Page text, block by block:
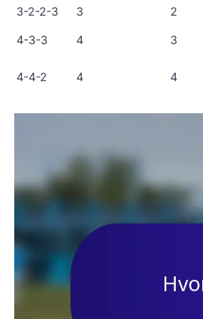
3-2-2-3 3 2
4-3-3
4 3
4-4-2 4 4